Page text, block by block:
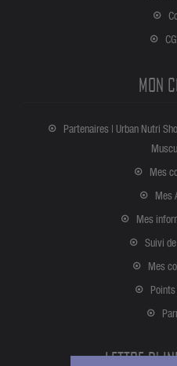
MON
Partenaires | Urban Nutri
Mes
Mes
Mes
Suivi
Mes
LETTRE D'